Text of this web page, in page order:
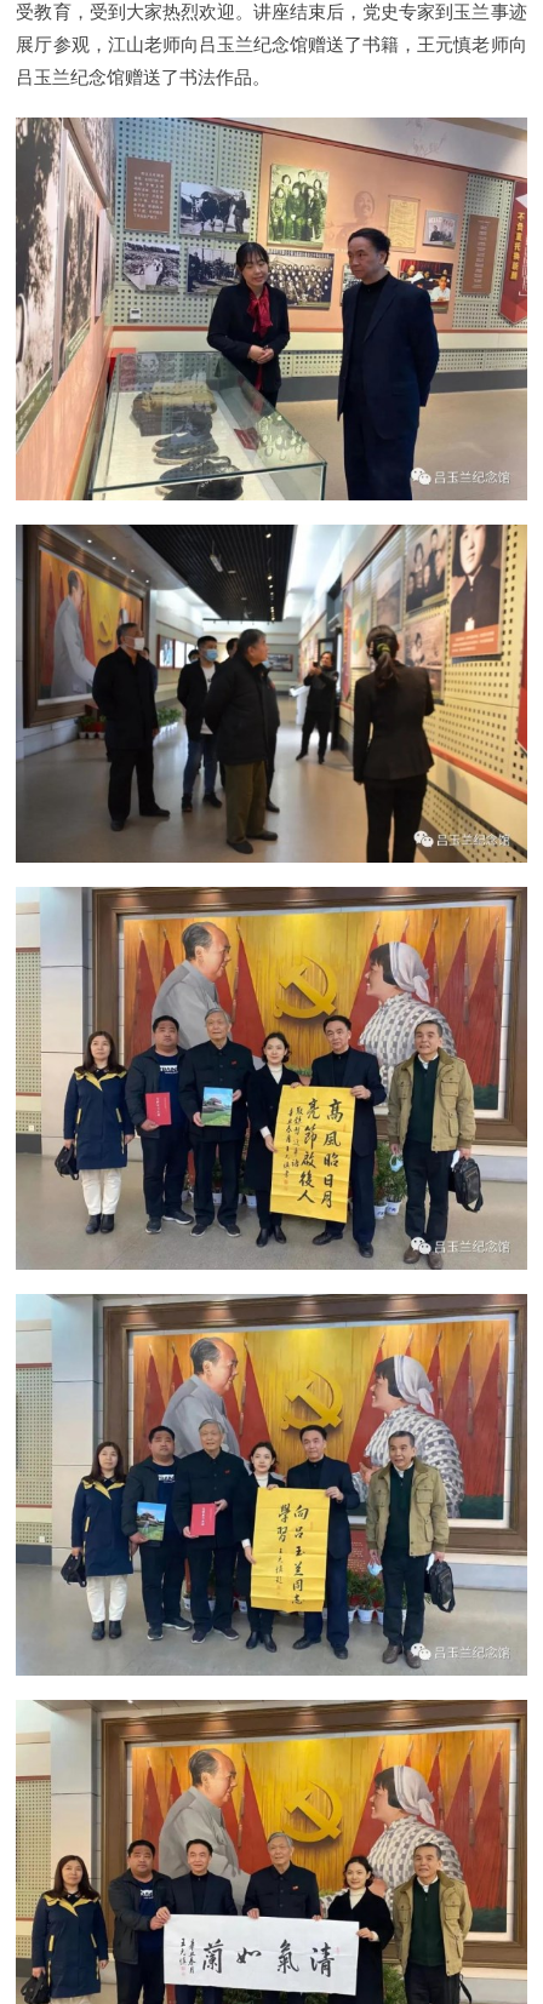
受教育，受到大家热烈欢迎。讲座结束后，党史专家到玉兰事迹
展厅参观，江山老师向吕玉兰纪念馆赠送了书籍，王元慎老师向
吕玉兰纪念馆赠送了书法作品。